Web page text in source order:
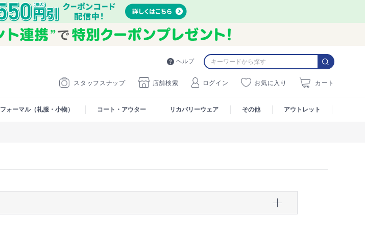
ヘルプ
スタッフスナップ 店舗検索 ログイン お気に入り カート
フォーマル（礼服・小物） コート・アウター リカバリーウェア その他 アウトレット